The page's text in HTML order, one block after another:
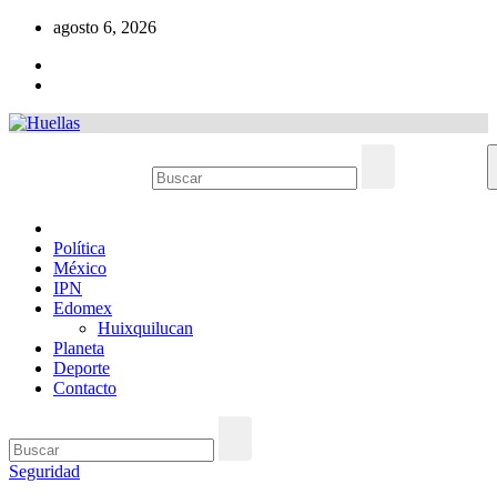
contenido
agosto 6, 2026
Política
México
IPN
Edomex
Huixquilucan
Planeta
Deporte
Contacto
Seguridad